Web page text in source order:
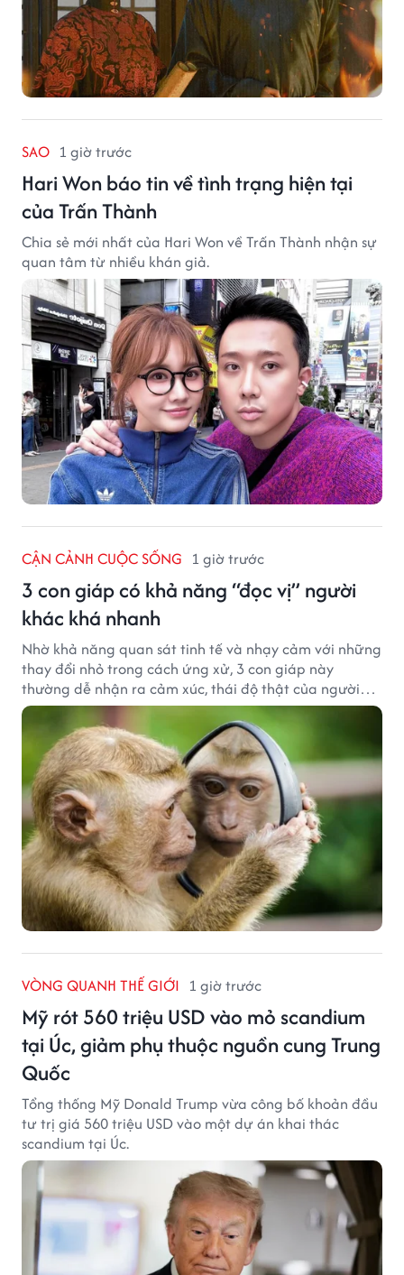
SAO 1 giờ trước
Hari Won báo tin về tình trạng hiện tại
của Trấn Thành
Chia sẻ mới nhất của Hari Won về Trấn Thành nhận sự
quan tâm từ nhiều khán giả.
CẬN CẢNH CUỘC SỐNG 1 giờ trước
3 con giáp có khả năng “đọc vị” người
khác khá nhanh
Nhờ khả năng quan sát tinh tế và nhạy cảm với những
thay đổi nhỏ trong cách ứng xử, 3 con giáp này
thường dễ nhận ra cảm xúc, thái độ thật của người
đối diện.
VÒNG QUANH THẾ GIỚI 1 giờ trước
Mỹ rót 560 triệu USD vào mỏ scandium
tại Úc, giảm phụ thuộc nguồn cung Trung
Quốc
Tổng thống Mỹ Donald Trump vừa công bố khoản đầu
tư trị giá 560 triệu USD vào một dự án khai thác
scandium tại Úc.